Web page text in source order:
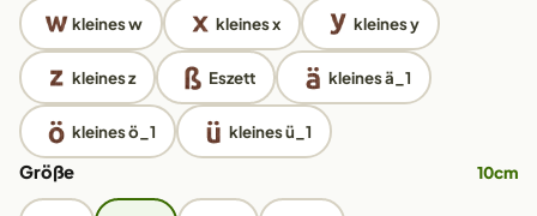
kleines w kleines x kleines y
kleines z Eszett kleines ä_1
kleines ö_1 kleines ü_1
Größe 10cm